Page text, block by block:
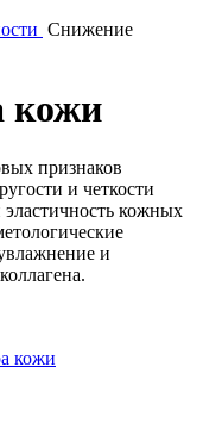
Снижение
кожи
признаков
и четкости
эластичность кожных
и
кожи